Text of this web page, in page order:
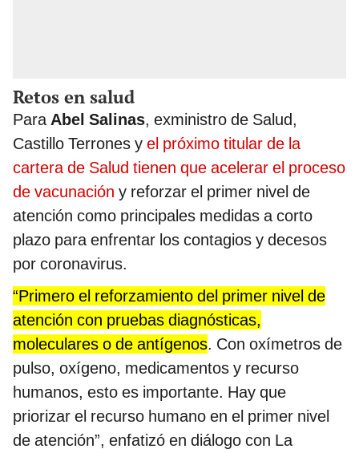
Retos en salud
ParaAbel Salinas, exministro de Salud,
Castillo Terrones y el próximo titular de la
cartera de Salud tienen que acelerar el proceso
de vacunación y reforzar el primer nivel de
atención como principales medidas a corto
plazo para enfrentar los contagios y decesos
por coronavirus.
“Primero el reforzamiento del primer nivel de
atención con pruebas diagnósticas,
moleculares o de antígenos. Con oxímetros de
pulso, oxígeno, medicamentos y recurso
humanos, esto es importante. Hay que
priorizar el recurso humano en el primer nivel
de atención”, enfatizó en diálogo con La